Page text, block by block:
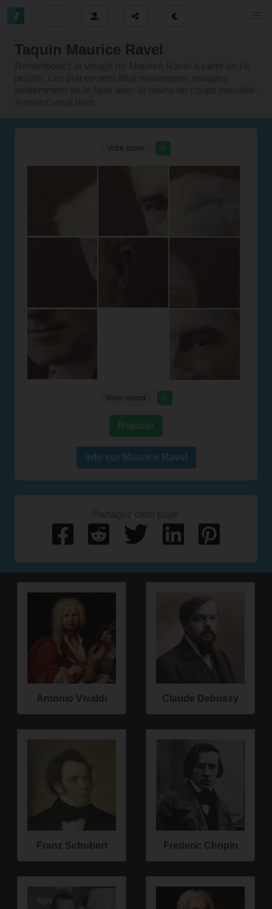
Taquin Maurice Ravel
Votre score : 0
Votre record : 0
Rejouer
Info sur Maurice Ravel
Antonio Vivaldi Claude Debussy
Franz Schubert Frederic Chopin